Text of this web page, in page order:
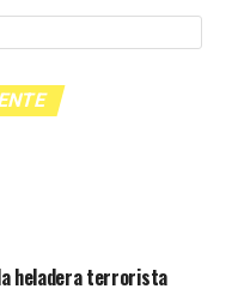
heladera terrorista